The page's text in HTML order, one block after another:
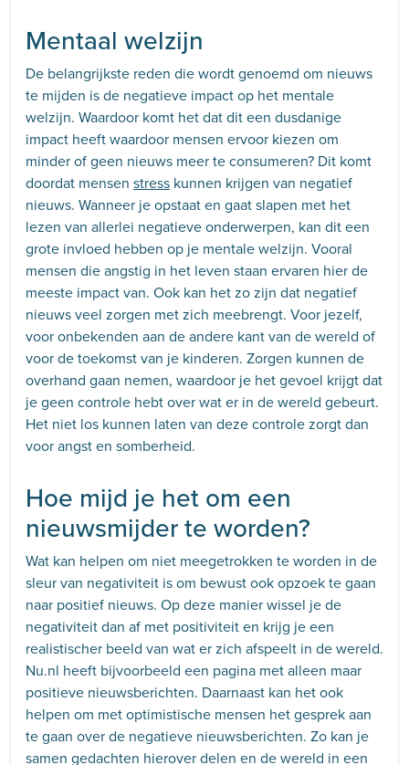
Mentaal welzijn
De belangrijkste reden die wordt genoemd om nieuws
te mijden is de negatieve impact op het mentale
welzijn. Waardoor komt het dat dit een dusdanige
impact heeft waardoor mensen ervoor kiezen om
minder of geen nieuws meer te consumeren? Dit komt
doordat mensen stress kunnen krijgen van negatief
nieuws. Wanneer je opstaat en gaat slapen met het
lezen van allerlei negatieve onderwerpen, kan dit een
grote invloed hebben op je mentale welzijn. Vooral
mensen die angstig in het leven staan ervaren hier de
meeste impact van. Ook kan het zo zijn dat negatief
nieuws veel zorgen met zich meebrengt. Voor jezelf,
voor onbekenden aan de andere kant van de wereld of
voor de toekomst van je kinderen. Zorgen kunnen de
overhand gaan nemen, waardoor je het gevoel krijgt dat
je geen controle hebt over wat er in de wereld gebeurt.
Het niet los kunnen laten van deze controle zorgt dan
voor angst en somberheid.
Hoe mijd je het om een
nieuwsmijder te worden?
Wat kan helpen om niet meegetrokken te worden in de
sleur van negativiteit is om bewust ook opzoek te gaan
naar positief nieuws. Op deze manier wissel je de
negativiteit dan af met positiviteit en krijg je een
realistischer beeld van wat er zich afspeelt in de wereld.
Nu.nl heeft bijvoorbeeld een pagina met alleen maar
positieve nieuwsberichten. Daarnaast kan het ook
helpen om met optimistische mensen het gesprek aan
te gaan over de negatieve nieuwsberichten. Zo kan je
samen gedachten hierover delen en de wereld in een